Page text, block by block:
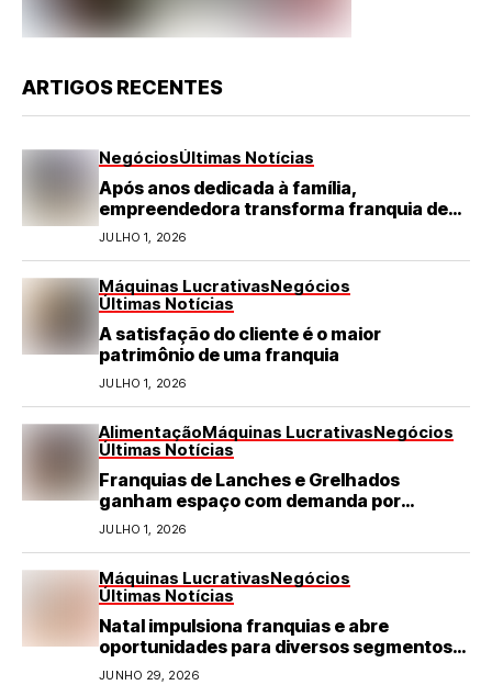
ARTIGOS RECENTES
NegóciosÚltimas Notícias
Após anos dedicada à família,
empreendedora transforma franquia de
turismo em negócio de destaque no RN
JULHO 1, 2026
Máquinas LucrativasNegócios
Últimas Notícias
A satisfação do cliente é o maior
patrimônio de uma franquia
JULHO 1, 2026
AlimentaçãoMáquinas LucrativasNegócios
Últimas Notícias
Franquias de Lanches e Grelhados
ganham espaço com demanda por
refeições rápidas e de qualidade
JULHO 1, 2026
Máquinas LucrativasNegócios
Últimas Notícias
Natal impulsiona franquias e abre
oportunidades para diversos segmentos
do varejo
JUNHO 29, 2026